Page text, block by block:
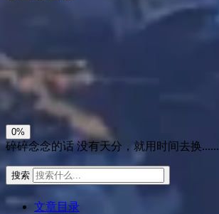
深阴影
日落
0%
碎碎念念的话 没有天分，就用时间去换......
搜索
文章目录